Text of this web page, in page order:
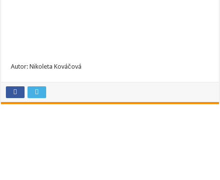
Autor: Nikoleta Kováčová